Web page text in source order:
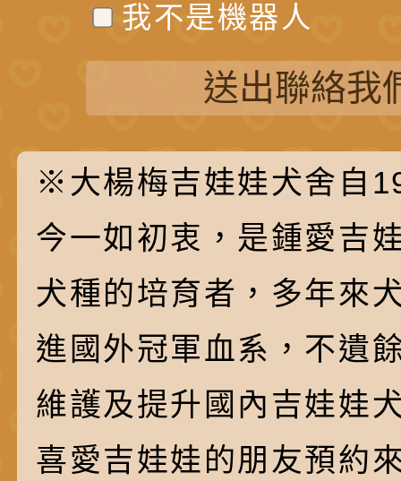
我不是機器人
送出聯絡我
※大楊梅吉娃娃犬舍自
今一如初衷，是鍾愛吉
犬種的培育者，多年來
進國外冠軍血系，不遺
維護及提升國內吉娃娃
喜愛吉娃娃的朋友預約